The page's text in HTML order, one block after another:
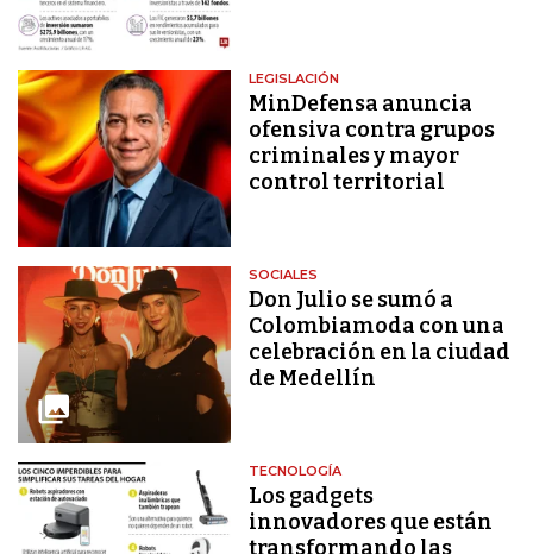
LEGISLACIÓN
MinDefensa anuncia
ofensiva contra grupos
criminales y mayor
control territorial
SOCIALES
Don Julio se sumó a
Colombiamoda con una
celebración en la ciudad
de Medellín
TECNOLOGÍA
Los gadgets
innovadores que están
transformando las